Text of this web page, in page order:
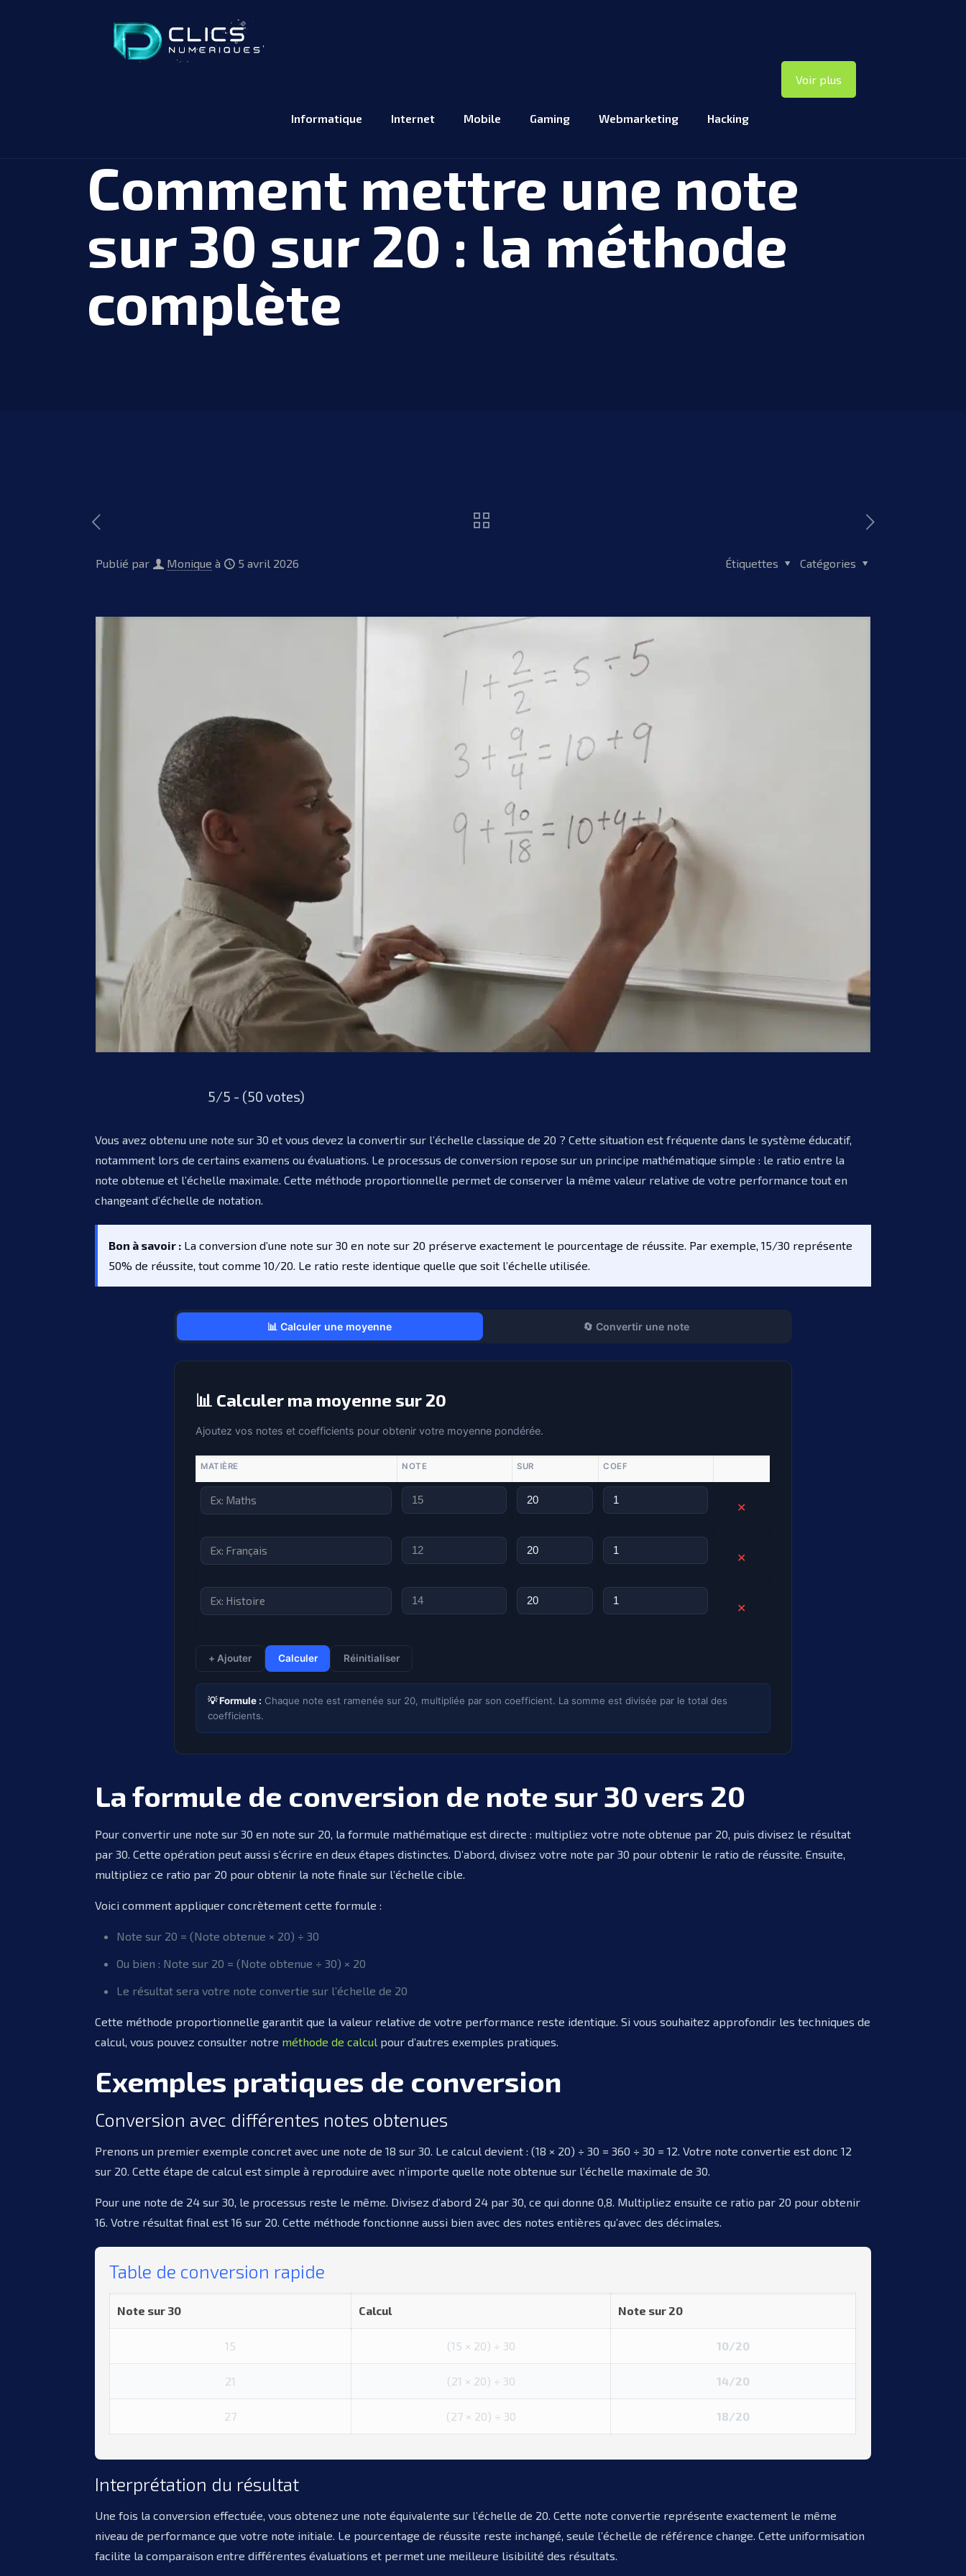
Informatique Internet Mobile Gaming Webmarketing Hacking
Voir plus
Comment mettre une note
sur 30 sur 20 : la méthode
complète
Publié par Monique à 5 avril 2026 Catégories
Étiquettes
5/5 - (50 votes)
Vous avez obtenu une note sur 30 et vous devez la convertir sur l’échelle classique de 20 ? Cette situation est fréquente dans le système éducatif,
notamment lors de certains examens ou évaluations. Le processus de conversion repose sur un principe mathématique simple : le ratio entre la
note obtenue et l’échelle maximale. Cette méthode proportionnelle permet de conserver la même valeur relative de votre performance tout en
changeant d’échelle de notation.
Bon à savoir : La conversion d’une note sur 30 en note sur 20 préserve exactement le pourcentage de réussite. Par exemple, 15/30 représente
50% de réussite, tout comme 10/20. Le ratio reste identique quelle que soit l’échelle utilisée.
📊 Calculer une moyenne 🔄 Convertir une note
📊 Calculer ma moyenne sur 20
Ajoutez vos notes et coefficients pour obtenir votre moyenne pondérée.
MATIÈRE NOTE SUR COEF
✕
✕
✕
+ Ajouter Calculer Réinitialiser
💡 Formule : Chaque note est ramenée sur 20, multipliée par son coefficient. La somme est divisée par le total des
coefficients.
La formule de conversion de note sur 30 vers 20
Pour convertir une note sur 30 en note sur 20, la formule mathématique est directe : multipliez votre note obtenue par 20, puis divisez le résultat
par 30. Cette opération peut aussi s’écrire en deux étapes distinctes. D’abord, divisez votre note par 30 pour obtenir le ratio de réussite. Ensuite,
multipliez ce ratio par 20 pour obtenir la note finale sur l’échelle cible.
Voici comment appliquer concrètement cette formule :
Note sur 20 = (Note obtenue × 20) ÷ 30
Ou bien : Note sur 20 = (Note obtenue ÷ 30) × 20
Le résultat sera votre note convertie sur l’échelle de 20
Cette méthode proportionnelle garantit que la valeur relative de votre performance reste identique. Si vous souhaitez approfondir les techniques de
calcul, vous pouvez consulter notre méthode de calcul pour d’autres exemples pratiques.
Exemples pratiques de conversion
Conversion avec différentes notes obtenues
Prenons un premier exemple concret avec une note de 18 sur 30. Le calcul devient : (18 × 20) ÷ 30 = 360 ÷ 30 = 12. Votre note convertie est donc 12
sur 20. Cette étape de calcul est simple à reproduire avec n’importe quelle note obtenue sur l’échelle maximale de 30.
Pour une note de 24 sur 30, le processus reste le même. Divisez d’abord 24 par 30, ce qui donne 0,8. Multipliez ensuite ce ratio par 20 pour obtenir
16. Votre résultat final est 16 sur 20. Cette méthode fonctionne aussi bien avec des notes entières qu’avec des décimales.
Table de conversion rapide
Note sur 30 Calcul Note sur 20
15 (15 × 20) ÷ 30 10/20
21 (21 × 20) ÷ 30 14/20
27 (27 × 20) ÷ 30 18/20
Interprétation du résultat
Une fois la conversion effectuée, vous obtenez une note équivalente sur l’échelle de 20. Cette note convertie représente exactement le même
niveau de performance que votre note initiale. Le pourcentage de réussite reste inchangé, seule l’échelle de référence change. Cette uniformisation
facilite la comparaison entre différentes évaluations et permet une meilleure lisibilité des résultats.